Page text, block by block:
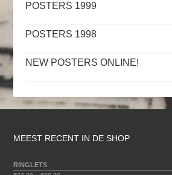
POSTERS 1999
POSTERS 1998
NEW POSTERS ONLINE!
MEEST RECENT IN DE SHOP
RINGLETS